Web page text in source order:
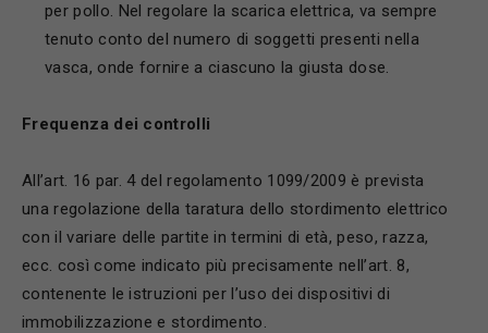
per pollo. Nel regolare la scarica elettrica, va sempre
tenuto conto del numero di soggetti presenti nella
vasca, onde fornire a ciascuno la giusta dose.
Frequenza dei controlli
All’art. 16 par. 4 del regolamento 1099/2009 è prevista
una regolazione della taratura dello stordimento elettrico
con il variare delle partite in termini di età, peso, razza,
ecc. così come indicato più precisamente nell’art. 8,
contenente le istruzioni per l’uso dei dispositivi di
immobilizzazione e stordimento.